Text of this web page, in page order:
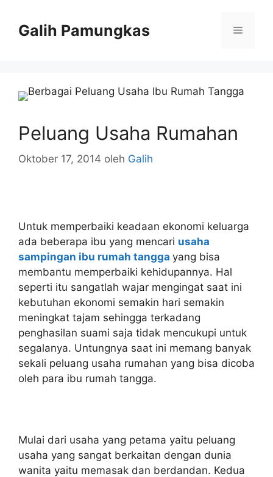
Galih Pamungkas Menu
Peluang Usaha Rumahan
Oktober 17, 2014 oleh Galih
Untuk memperbaiki keadaan ekonomi keluarga
ada beberapa ibu yang mencari usaha
sampingan ibu rumah tangga yang bisa
membantu memperbaiki kehidupannya. Hal
seperti itu sangatlah wajar mengingat saat ini
kebutuhan ekonomi semakin hari semakin
meningkat tajam sehingga terkadang
penghasilan suami saja tidak mencukupi untuk
segalanya. Untungnya saat ini memang banyak
sekali peluang usaha rumahan yang bisa dicoba
oleh para ibu rumah tangga.
Mulai dari usaha yang petama yaitu peluang
usaha yang sangat berkaitan dengan dunia
wanita yaitu memasak dan berdandan. Kedua